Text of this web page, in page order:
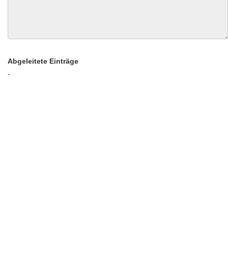
Abgeleitete Einträge
-